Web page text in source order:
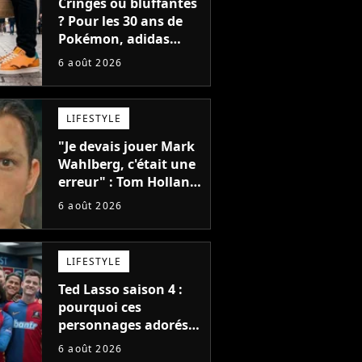
? Pour les 30 ans de
Pokémon, adidas
dévoile une énorme
et je ne sais pas quoi
en penser
6 août 2026
LIFESTYLE
"Je devais jouer Mark
Wahlberg, c'était une
erreur" : Tom Holland,
la star de Spider-Man,
blockbuster
6 août 2026
LIFESTYLE
Ted Lasso saison 4 :
pourquoi ces
personnages adorés
des fans ne sont pas
6 août 2026